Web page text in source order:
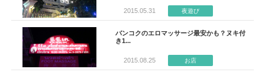
2015.05.31 夜遊び
バンコクのエロマッサージ最安かも？ヌキ付
き1...
2015.08.25 お店